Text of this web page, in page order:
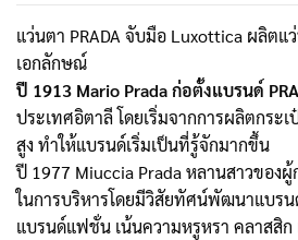
แว่นตา PRADA จับมือ Luxottica ผลิต
เอกลักษณ์
ปี 1913 Mario Prada ก่อตั้งแบรนด์
ประเทศอิตาลี โดยเริ่มจากการผลิตกระ
สูง ทำให้แบรนด์เริ่มเป็นที่รู้จักมากขึ้น
ปี 1977 Miuccia Prada หลานสาวของผู้
ในการบริหารโดยมีวิสัยทัศน์พัฒนาแบรน
แบรนด์แฟชั่น เน้นความหรูหรา คลาสสิ